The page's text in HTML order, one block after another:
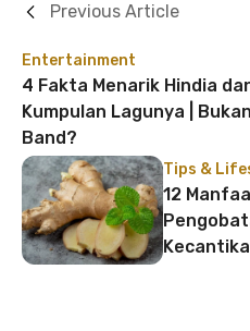
Entertainment
4 Fakta Menarik Hindia
Kumpulan Lagunya |
Band?
Previous Article
Tips &
12